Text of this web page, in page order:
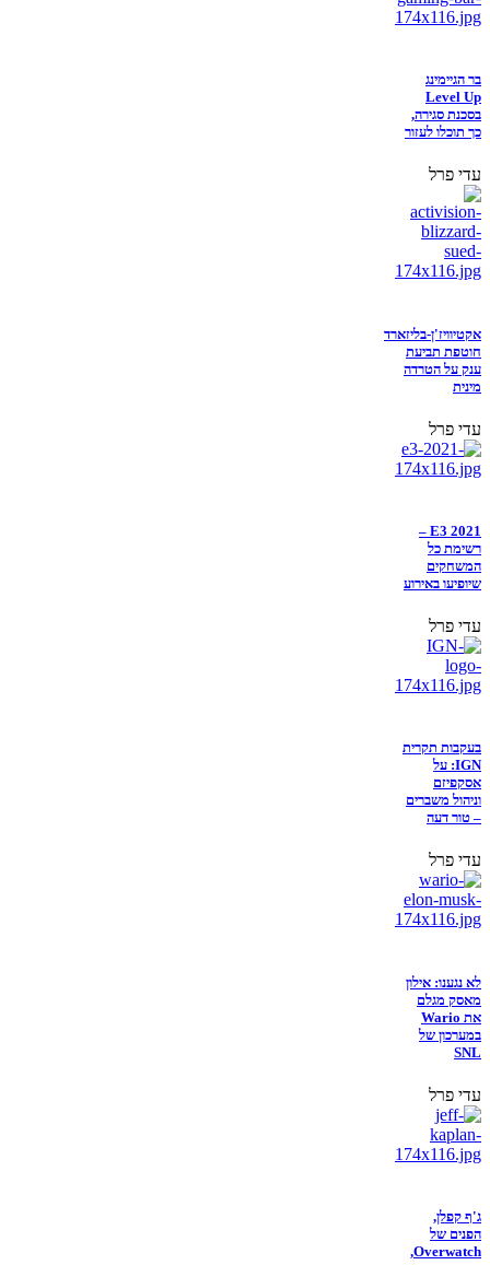
בר הגיימינג
Level Up
בסכנת סגירה,
כך תוכלו לעזור
עדי פרל
אקטיוויז'ן-בליזארד
חוטפת תביעת
ענק על הטרדה
מינית
עדי פרל
E3 2021 –
רשימת כל
המשחקים
שיופיעו באירוע
עדי פרל
בעקבות תקרית
IGN: על
אסקפיזם
וניהול משברים
– טור דעה
עדי פרל
לא נגענו: אילון
מאסק מגלם
את Wario
במערכון של
SNL
עדי פרל
ג'ף קפלן,
הפנים של
Overwatch,